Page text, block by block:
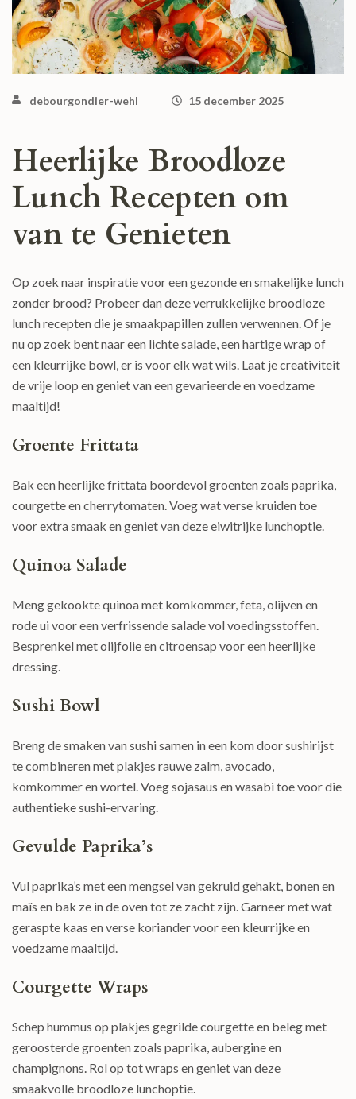
debourgondier-wehl 15 december 2025
Heerlijke Broodloze
Lunch Recepten om
van te Genieten
Op zoek naar inspiratie voor een gezonde en smakelijke lunch
zonder brood? Probeer dan deze verrukkelijke broodloze
lunch recepten die je smaakpapillen zullen verwennen. Of je
nu op zoek bent naar een lichte salade, een hartige wrap of
een kleurrijke bowl, er is voor elk wat wils. Laat je creativiteit
de vrije loop en geniet van een gevarieerde en voedzame
maaltijd!
Groente Frittata
Bak een heerlijke frittata boordevol groenten zoals paprika,
courgette en cherrytomaten. Voeg wat verse kruiden toe
voor extra smaak en geniet van deze eiwitrijke lunchoptie.
Quinoa Salade
Meng gekookte quinoa met komkommer, feta, olijven en
rode ui voor een verfrissende salade vol voedingsstoffen.
Besprenkel met olijfolie en citroensap voor een heerlijke
dressing.
Sushi Bowl
Breng de smaken van sushi samen in een kom door sushirijst
te combineren met plakjes rauwe zalm, avocado,
komkommer en wortel. Voeg sojasaus en wasabi toe voor die
authentieke sushi-ervaring.
Gevulde Paprika’s
Vul paprika’s met een mengsel van gekruid gehakt, bonen en
maïs en bak ze in de oven tot ze zacht zijn. Garneer met wat
geraspte kaas en verse koriander voor een kleurrijke en
voedzame maaltijd.
Courgette Wraps
Schep hummus op plakjes gegrilde courgette en beleg met
geroosterde groenten zoals paprika, aubergine en
champignons. Rol op tot wraps en geniet van deze
smaakvolle broodloze lunchoptie.